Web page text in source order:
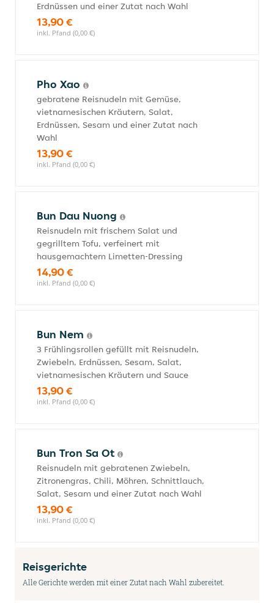
Erdnüssen und einer Zutat nach Wahl
13,90 €
inkl. Pfand (0,00 €)
Pho Xao
gebratene Reisnudeln mit Gemüse,
vietnamesischen Kräutern, Salat,
Erdnüssen, Sesam und einer Zutat nach
Wahl
13,90 €
inkl. Pfand (0,00 €)
Bun Dau Nuong
Reisnudeln mit frischem Salat und
gegrilltem Tofu, verfeinert mit
hausgemachtem Limetten-Dressing
14,90 €
inkl. Pfand (0,00 €)
Bun Nem
3 Frühlingsrollen gefüllt mit Reisnudeln,
Zwiebeln, Erdnüssen, Sesam, Salat,
vietnamesischen Kräutern und Sauce
13,90 €
inkl. Pfand (0,00 €)
Bun Tron Sa Ot
Reisnudeln mit gebratenen Zwiebeln,
Zitronengras, Chili, Möhren, Schnittlauch,
Salat, Sesam und einer Zutat nach Wahl
13,90 €
inkl. Pfand (0,00 €)
Reisgerichte
Alle Gerichte werden mit einer Zutat nach Wahl zubereitet.